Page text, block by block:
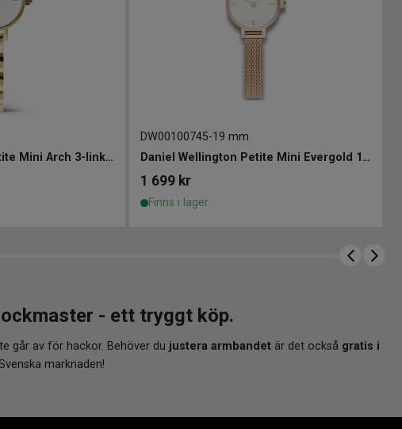
Daniel Wellington Petite Mini Arch 3-link White Gold 19mm
DW00100745-19 mm
Daniel Wellington Petite Mini Evergold 19mm
1 699 kr
Finns i lager
- ett tryggt köp.
går av för hackor. Behöver du justera armbandet är det också gratis i
marknaden!